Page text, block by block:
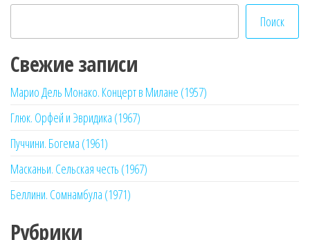
Поиск
Свежие записи
Марио Дель Монако. Концерт в Милане (1957)
Глюк. Орфей и Эвридика (1967)
Пуччини. Богема (1961)
Масканьи. Сельская честь (1967)
Беллини. Сомнамбула (1971)
Рубрики